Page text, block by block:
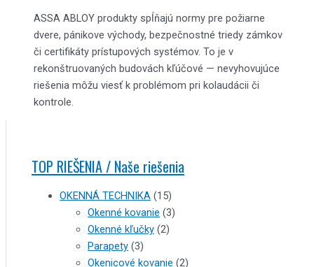
ASSA ABLOY produkty spĺňajú normy pre požiarne
dvere, pánikove východy, bezpečnostné triedy zámkov
či certifikáty prístupových systémov. To je v
rekonštruovaných budovách kľúčové — nevyhovujúce
riešenia môžu viesť k problémom pri kolaudácii či
kontrole.
TOP RIEŠENIA / Naše riešenia
OKENNÁ TECHNIKA (15)
Okenné kovanie (3)
Okenné kľučky (2)
Parapety (3)
Okenicové kovanie (2)